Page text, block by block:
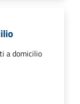
a domicilio